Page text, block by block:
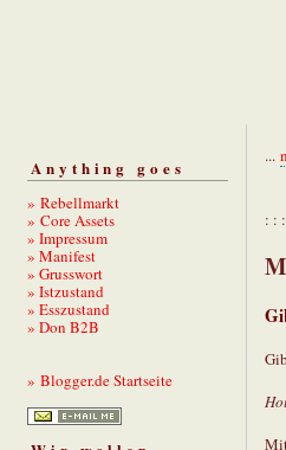
Anything goes
» Rebellmarkt
» Core Assets
» Impressum
» Manifest
» Grusswort
» Istzustand
» Esszustand
» Don B2B
» Blogger.de Startseite
...
: :